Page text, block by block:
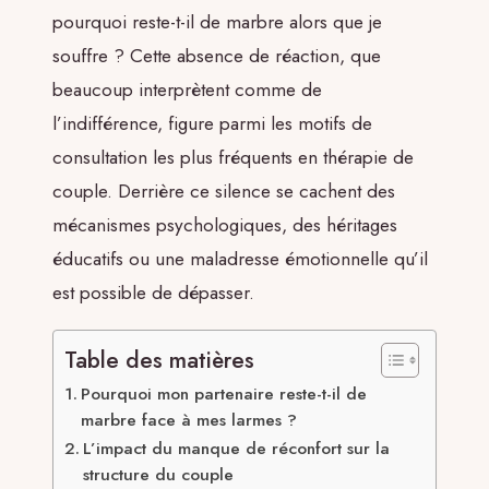
pourquoi reste-t-il de marbre alors que je
souffre ? Cette absence de réaction, que
beaucoup interprètent comme de
l’indifférence, figure parmi les motifs de
consultation les plus fréquents en thérapie de
couple. Derrière ce silence se cachent des
mécanismes psychologiques, des héritages
éducatifs ou une maladresse émotionnelle qu’il
est possible de dépasser.
Table des matières
Pourquoi mon partenaire reste-t-il de
marbre face à mes larmes ?
L’impact du manque de réconfort sur la
structure du couple